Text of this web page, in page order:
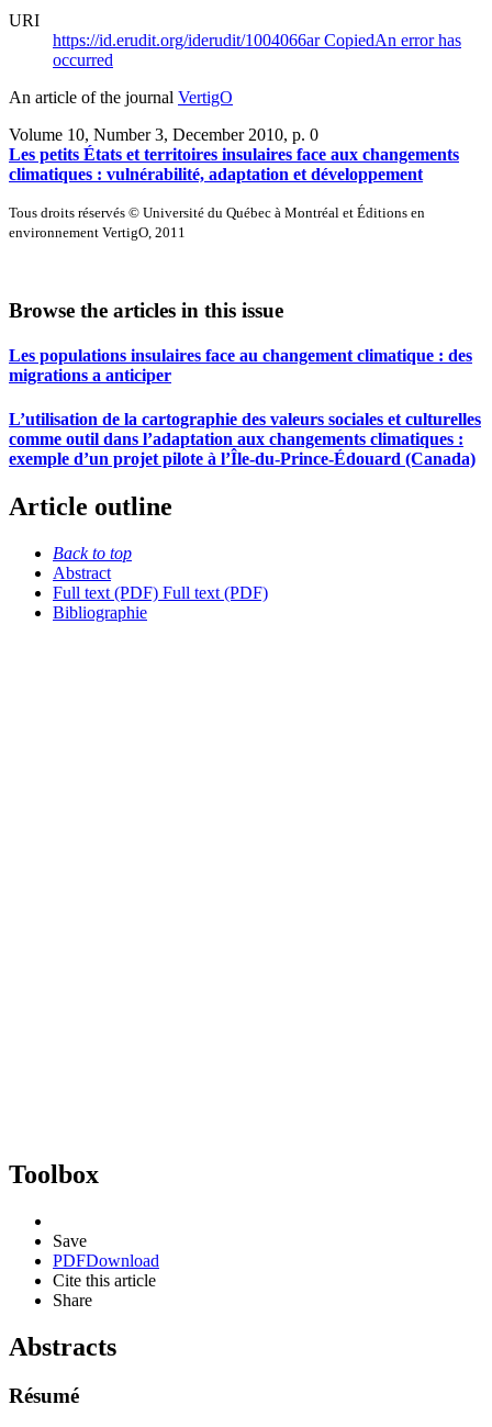
URI
https://id.erudit.org/iderudit/1004066arCopiedAn error has
occurred
An article of the journal VertigO
Volume 10, Number 3, December 2010, p. 0
Les petits États et territoires insulaires face aux changements
climatiques : vulnérabilité, adaptation et développement
Tous droits réservés © Université du Québec à Montréal et Éditions en
environnement VertigO, 2011
Browse the articles in this issue
Les populations insulaires face au changement climatique : des
migrations a anticiper
L’utilisation de la cartographie des valeurs sociales et culturelles
comme outil dans l’adaptation aux changements climatiques :
exemple d’un projet pilote à l’Île-du-Prince-Édouard (Canada)
Article outline
Back to top
Abstract
Full text (PDF) Full text (PDF)
Bibliographie
Toolbox
Save
PDFDownload
Cite this article
Share
Abstracts
Résumé